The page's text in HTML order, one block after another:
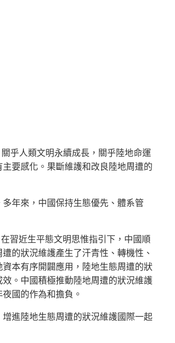
乎人類文明永續成長，關乎陸地命運
要感化。果斷維護和改良陸地周遭的
年來，中國保持生態優先、體系管
習近生平態文明思惟指引下，中國順
的狀況維護產生了汗青性、轉機性、
本有序開闢應用，陸地生態周遭的狀
。中國積極推動陸地周遭的狀況維護
國的作為和擔負。
進陸地生態周遭的狀況維護國際一起